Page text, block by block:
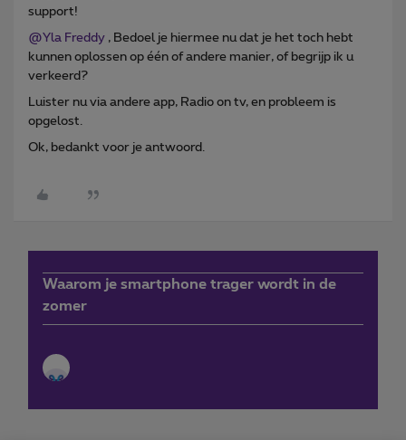
support!
@Yla Freddy , Bedoel je hiermee nu dat je het toch hebt
kunnen oplossen op één of andere manier, of begrijp ik u
verkeerd?
Luister nu via andere app, Radio on tv, en probleem is
opgelost.
Ok, bedankt voor je antwoord.
Waarom je smartphone trager wordt in de
zomer